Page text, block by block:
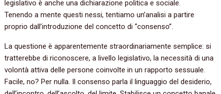
legislativo è anche una dichiarazione politica e sociale.
Tenendo a mente questi nessi, tentiamo un’analisi a partire
proprio dall’introduzione del concetto di “consenso”.
La questione è apparentemente straordinariamente semplice: si
tratterebbe di riconoscere, a livello legislativo, la necessità di una
volontà attiva delle persone coinvolte in un rapporto sessuale.
Facile, no? Per nulla. Il consenso parla il linguaggio del desiderio,